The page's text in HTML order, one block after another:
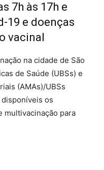
7h às 17h e
19 e doenças
vacinal
na cidade de São
de Saúde (UBSs) e
(AMAs)/UBSs
disponíveis os
multivacinação para